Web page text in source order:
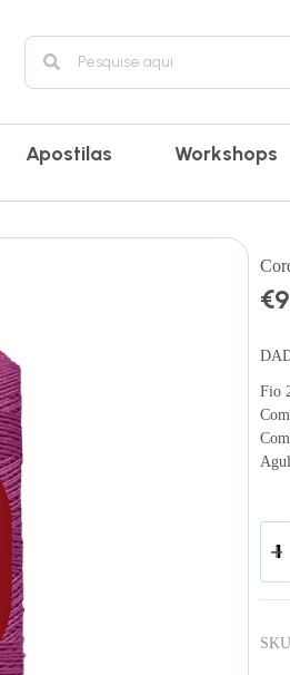
Apostilas Workshops
€
Fio